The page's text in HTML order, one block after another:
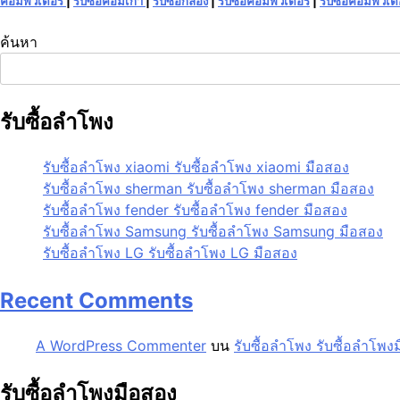
ค้นหา
รับซื้อลำโพง
รับซื้อลำโพง xiaomi รับซื้อลำโพง xiaomi มือสอง
รับซื้อลำโพง sherman รับซื้อลำโพง sherman มือสอง
รับซื้อลำโพง fender รับซื้อลำโพง fender มือสอง
รับซื้อลำโพง Samsung รับซื้อลำโพง Samsung มือสอง
รับซื้อลำโพง LG รับซื้อลำโพง LG มือสอง
Recent Comments
A WordPress Commenter บน รับซื้อลำโพง รับซื้อลำโพง
รับซื้อลำโพงมือสอง